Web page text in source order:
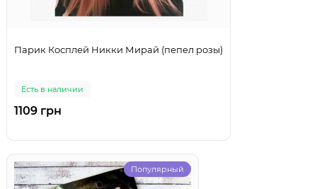
Парик Косплей Никки Мирай (пепел розы)
Есть в наличии
1109 грн
Популярный